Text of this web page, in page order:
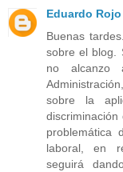
Eduardo Rojo
Buenas
sobre el blog.
no alcanzo
sobre la
problemática
laboral, en
seguirá